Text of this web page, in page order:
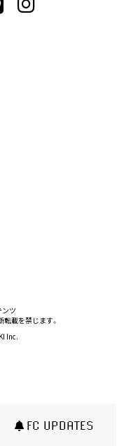
FC UPDATES
ツ
転載を禁じます。
Inc.